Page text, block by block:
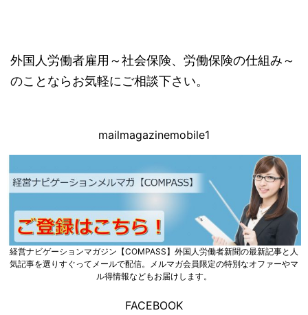
外国人労働者雇用～社会保険、労働保険の仕組み～
のことならお気軽にご相談下さい。
mailmagazinemobile1
経営ナビゲーションマガジン【COMPASS】外国人労働者新聞の最新記事と人
気記事を選りすぐってメールで配信。メルマガ会員限定の特別なオファーやマ
ル得情報などもお届けします。
FACEBOOK